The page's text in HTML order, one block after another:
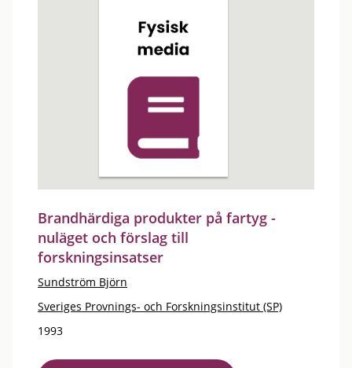
Brandhärdiga produkter på fartyg -
nuläget och förslag till
forskningsinsatser
Sundström Björn
Sveriges Provnings- och Forskningsinstitut (SP)
1993